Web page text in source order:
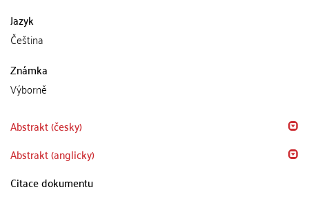
Jazyk
Čeština
Známka
Výborně
Abstrakt (česky)
Abstrakt (anglicky)
Citace dokumentu